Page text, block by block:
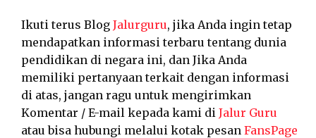
Ikuti terus Blog Jalurguru, jika Anda ingin tetap
mendapatkan informasi terbaru tentang dunia
pendidikan di negara ini, dan Jika Anda
memiliki pertanyaan terkait dengan informasi
di atas, jangan ragu untuk mengirimkan
Komentar / E-mail kepada kami di Jalur Guru
atau bisa hubungi melalui kotak pesan FansPage